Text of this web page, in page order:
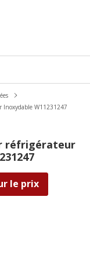
Inoxydable W11231247
réfrigérateur
le prix